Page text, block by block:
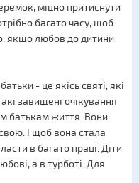
міцно притиснути
багато часу, щоб
якщо любов до дитини
- це якісь святі, які
завищені очікування
батькам життя. Вони
І щоб вона стала
в багато праці. Діти
а в турботі. Для